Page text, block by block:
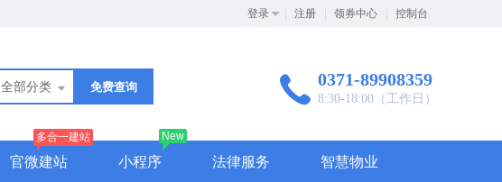
登录 注册 领券中心 控制台
全部分类 免费查询 0371-89908359
8:30-18:00（工作日）
官微建站
多合一建站
小程序
New
法律服务 智慧物业